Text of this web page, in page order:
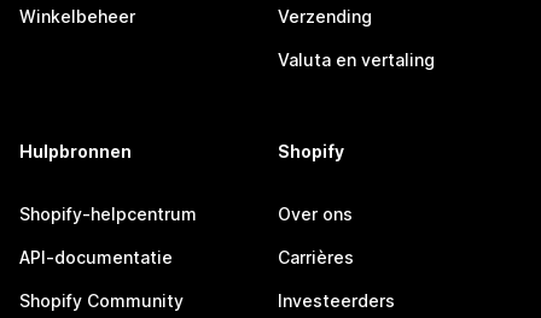
Winkelbeheer Verzending
Valuta en vertaling
Hulpbronnen
Shopify-helpcentrum
API-documentatie
Shopify Community
Shopify
Over ons
Carrières
Investeerders